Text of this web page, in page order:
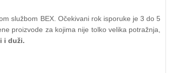
službom BEX. Očekivani rok isporuke je 3 do 5
proizvode za kojima nije tolko velika potražnja,
i duži.